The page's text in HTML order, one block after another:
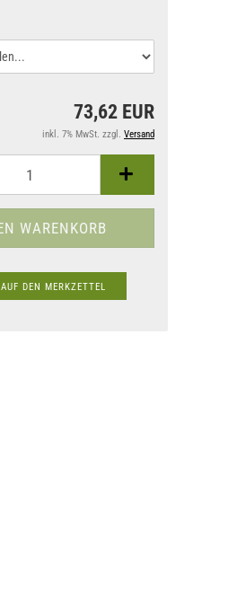
73,62 EUR
inkl. 7% MwSt. zzgl. Versand
AUF DEN MERKZETTEL